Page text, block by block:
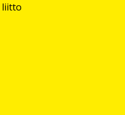
liitto